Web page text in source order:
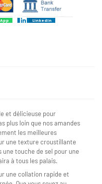
LinkedIn
et délicieuse pour
plus loin que nos amandes
les meilleures
une texture croustillante
touche de sel pour une
à tous les palais.
une collation rapide et